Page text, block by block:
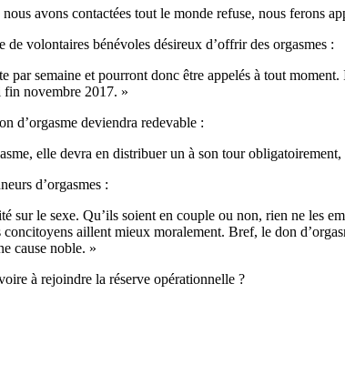
avons contactées tout le monde refuse, nous ferons
volontaires bénévoles désireux d’offrir des orgasmes :
par semaine et pourront donc être appelés à tout
fin novembre 2017. »
d’orgasme deviendra redevable :
elle devra en distribuer un à son tour
d’orgasmes :
sur le sexe. Qu’ils soient en couple ou non, rien ne les
aillent mieux moralement. Bref, le don
cause noble. »
à rejoindre la réserve opérationnelle ?